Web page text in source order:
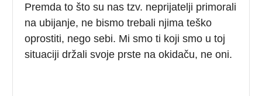
Premda to što su nas tzv. neprijatelji primorali
na ubijanje, ne bismo trebali njima teško
oprostiti, nego sebi. Mi smo ti koji smo u toj
situaciji držali svoje prste na okidaču, ne oni.